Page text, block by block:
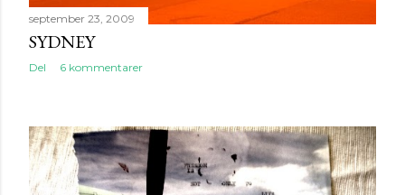
september 23, 2009
SYDNEY
Del 6 kommentarer